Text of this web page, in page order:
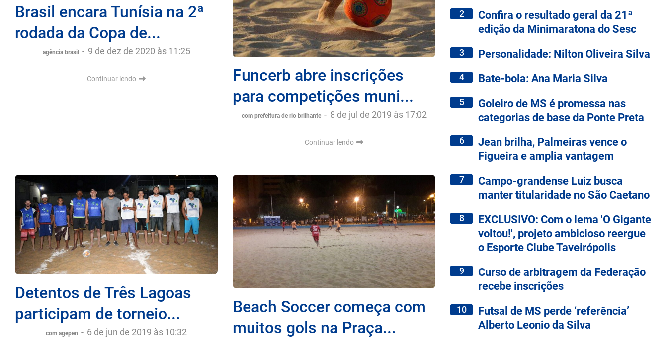
Brasil encara Tunísia na 2ª
rodada da Copa de...
agência brasil - 9 de dez de 2020 às 11:25
Continuar lendo
Funcerb abre inscrições
para competições muni...
com prefeitura de rio brilhante - 8 de jul de 2019 às 17:02
Continuar lendo
Detentos de Três Lagoas
participam de torneio...
com agepen - 6 de jun de 2019 às 10:32
Beach Soccer começa com
muitos gols na Praça...
2
Confira o resultado geral da 21ª
edição da Minimaratona do Sesc
3 Personalidade: Nilton Oliveira Silva
4 Bate-bola: Ana Maria Silva
5
Goleiro de MS é promessa nas
categorias de base da Ponte Preta
6
Jean brilha, Palmeiras vence o
Figueira e amplia vantagem
7
Campo-grandense Luiz busca
manter titularidade no São Caetano
8
EXCLUSIVO: Com o lema 'O Gigante
voltou!', projeto ambicioso reergue
o Esporte Clube Taveirópolis
9
Curso de arbitragem da Federação
recebe inscrições
10
Futsal de MS perde ‘referência’
Alberto Leonio da Silva